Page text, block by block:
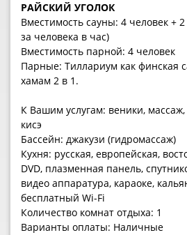
РАЙСКИЙ УГОЛОК
Вместимость сауны: 4 человек +
за человека в час)
Вместимость парной: 4 человек
Парные: Тиллариум как финская
хамам 2 в 1.
К Вашим услугам: веники,
кисэ
Бассейн: джакузи (гидромассаж)
Кухня: русская, европейская,
DVD, плазменная панель,
видео аппаратура, караоке,
бесплатный Wi-Fi
Количество комнат отдыха: 1
Варианты оплаты: Наличные